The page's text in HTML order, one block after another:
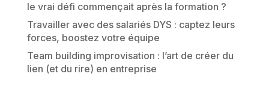
le vrai défi commençait après la formation ?
Travailler avec des salariés DYS : captez leurs
forces, boostez votre équipe
Team building improvisation : l’art de créer du
lien (et du rire) en entreprise